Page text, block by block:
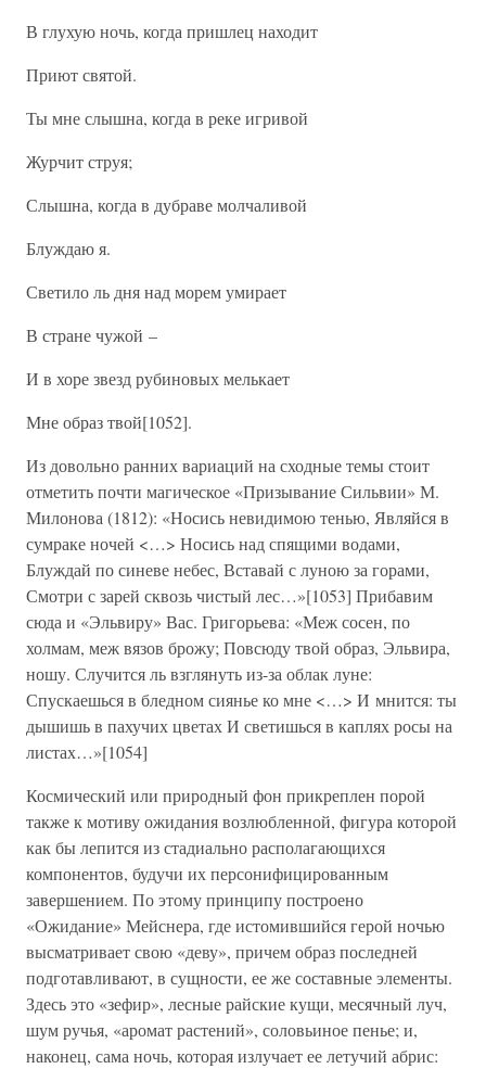
В глухую ночь, когда пришлец находит
Приют святой.
Ты мне слышна, когда в реке игривой
Журчит струя;
Слышна, когда в дубраве молчаливой
Блуждаю я.
Светило ль дня над морем умирает
В стране чужой –
И в хоре звезд рубиновых мелькает
Мне образ твой[1052].
Из довольно ранних вариаций на сходные темы стоит
отметить почти магическое «Призывание Сильвии» М.
Милонова (1812): «Носись невидимою тенью, Являйся в
сумраке ночей <…> Носись над спящими водами,
Блуждай по синеве небес, Вставай с луною за горами,
Смотри с зарей сквозь чистый лес…»[1053] Прибавим
сюда и «Эльвиру» Вас. Григорьева: «Меж сосен, по
холмам, меж вязов брожу; Повсюду твой образ, Эльвира,
ношу. Случится ль взглянуть из-за облак луне:
Спускаешься в бледном сиянье ко мне <…> И мнится: ты
дышишь в пахучих цветах И светишься в каплях росы на
листах…»[1054]
Космический или природный фон прикреплен порой
также к мотиву ожидания возлюбленной, фигура которой
как бы лепится из стадиально располагающихся
компонентов, будучи их персонифицированным
завершением. По этому принципу построено
«Ожидание» Мейснера, где истомившийся герой ночью
высматривает свою «деву», причем образ последней
подготавливают, в сущности, ее же составные элементы.
Здесь это «зефир», лесные райские кущи, месячный луч,
шум ручья, «аромат растений», соловьиное пенье; и,
наконец, сама ночь, которая излучает ее летучий абрис: